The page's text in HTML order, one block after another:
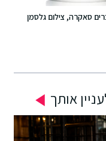
סאקרה, צילום גלסמן
אותך